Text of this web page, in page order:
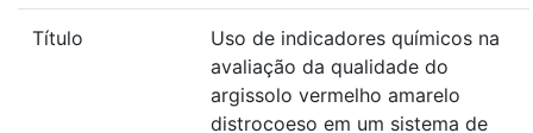
Título
Uso de indicadores químicos na
avaliação da qualidade do
argissolo vermelho amarelo
distrocoeso em um sistema de